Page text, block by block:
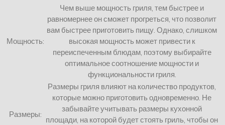
Мощность:
Чем выше мощность гриля, тем быстрее и
равномернее он сможет прогреться, что позволит
вам быстрее приготовить пищу. Однако, слишком
высокая мощность может привести к
переиспеченным блюдам, поэтому выбирайте
оптимальное соотношение мощности и
функциональности гриля.
Размеры:
Размеры гриля влияют на количество продуктов,
которые можно приготовить одновременно. Не
забывайте учитывать размеры кухонной
площади, на которой будет стоять гриль, чтобы он